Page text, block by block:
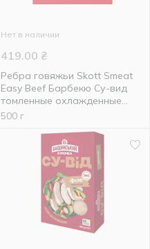
Нет в наличии
419.00 ₴
Ребра говяжьи Skott Smeat
Easy Beef Барбекю Су-вид
томленные охлажденные
500г
500 г